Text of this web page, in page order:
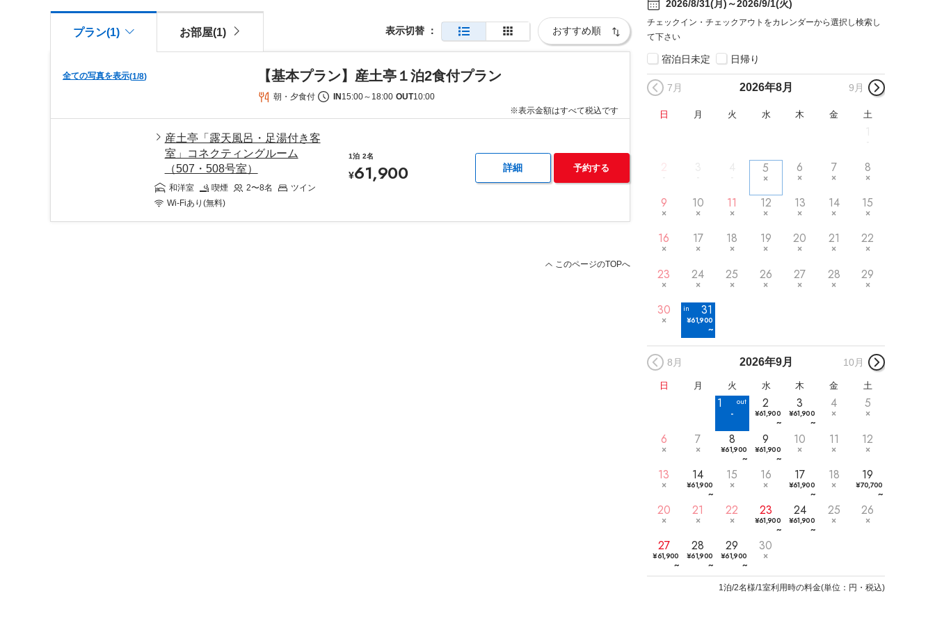
表示切替 ：
プラン(1) お部屋(1)
【基本プラン】産土亭１泊2食付プラン
朝・夕食付 IN15:00～ 18:00 OUT10:00
全ての写真を表示(1/8)
※表示金額はすべて税込です
産土亭「露天風呂・足湯付き客
室」コネクティングルーム
（507・508号室）
和洋室 喫煙 2〜8名
ツイン
Wi-Fiあり(無料)
1泊 2名
¥61,900 詳細 予約する
このページのTOPへ
2026/8/31(月)～2026/9/1(火)
チェックイン・チェックアウトをカレンダーから選択し検索し
て下さい
宿泊日未定 日帰り
7月 2026年8月 9月
日 月 火 水 木 金 土
2 5 6 7 8
9 10 11 12 13 14 15
16 17 18 19 20 21 22
23 24 25 26 27 28 29
30 31
¥61,900
~
2026年9月
8月 10月
日 月 火 水 木 金 土
1 2
¥61,900
~
3
¥61,900
~
4 5
6 7 8
¥61,900
~
9
¥61,900
~
10 11 12
13 14
¥61,900
~
15 16 17
¥61,900
~
18 19
¥70,700
~
20 21 22 23
¥61,900
~
24
¥61,900
~
25 26
27
¥61,900
~
28
¥61,900
~
29
¥61,900
~
30
1泊/2名様/1室利用時の料金(単位：円・税込)